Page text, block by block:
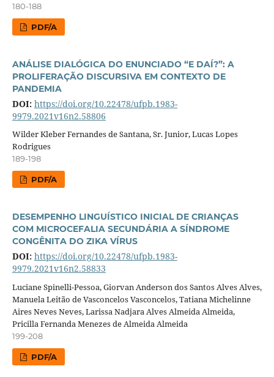
180-188
PDF/A
ANÁLISE DIALÓGICA DO ENUNCIADO “E DAÍ?”: A
PROLIFERAÇÃO DISCURSIVA EM CONTEXTO DE
PANDEMIA
DOI: https://doi.org/10.22478/ufpb.1983-
9979.2021v16n2.58806
Wilder Kleber Fernandes de Santana, Sr. Junior, Lucas Lopes
Rodrigues
189-198
PDF/A
DESEMPENHO LINGUÍSTICO INICIAL DE CRIANÇAS
COM MICROCEFALIA SECUNDÁRIA A SÍNDROME
CONGÊNITA DO ZIKA VÍRUS
DOI: https://doi.org/10.22478/ufpb.1983-
9979.2021v16n2.58833
Luciane Spinelli-Pessoa, Giorvan Anderson dos Santos Alves Alves,
Manuela Leitão de Vasconcelos Vasconcelos, Tatiana Michelinne
Aires Neves Neves, Larissa Nadjara Alves Almeida Almeida,
Pricilla Fernanda Menezes de Almeida Almeida
199-208
PDF/A